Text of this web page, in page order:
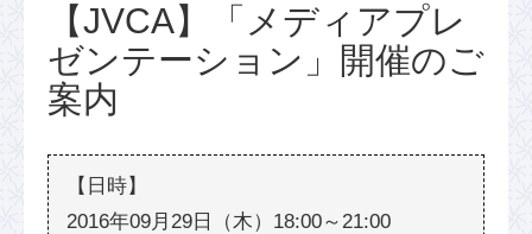
【JVCA】「メディアプレ
ゼンテーション」開催のご
案内
2016年09月29日（木）18:00～21:00